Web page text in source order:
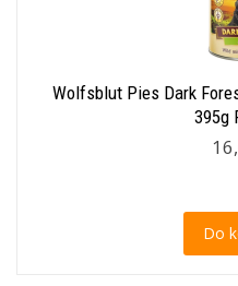
Wolfsblut Pies Dark
395g
Do